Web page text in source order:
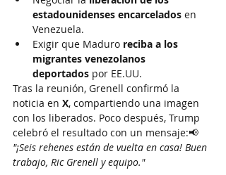
estadounidenses encarcelados en
Venezuela.
Exigir que Maduro reciba a los
migrantes venezolanos
deportados por EE.UU.
Tras la reunión, Grenell confirmó la
noticia en X, compartiendo una imagen
con los liberados. Poco después, Trump
celebró el resultado con un mensaje:📢
"¡Seis rehenes están de vuelta en casa! Buen
trabajo, Ric Grenell y equipo."